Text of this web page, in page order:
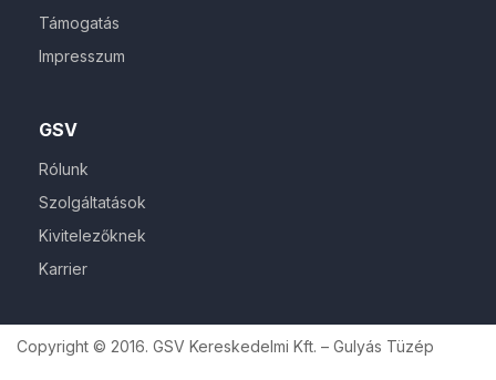
GSV
Rólunk
Szolgáltatások
Kivitelezőknek
Karrier
Támogatás
Impresszum
Copyright © 2016. GSV Kereskedelmi Kft. – Gulyás Tüzép